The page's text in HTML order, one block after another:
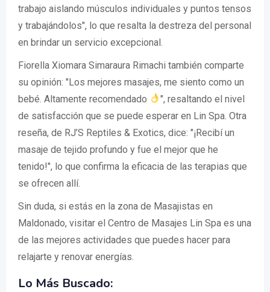
trabajo aislando músculos individuales y puntos tensos
y trabajándolos", lo que resalta la destreza del personal
en brindar un servicio excepcional.
Fiorella Xiomara Simaraura Rimachi también comparte
su opinión: "Los mejores masajes, me siento como un
bebé. Altamente recomendado
", resaltando el nivel
de satisfacción que se puede esperar en Lin Spa. Otra
reseña, de RJ’S Reptiles & Exotics, dice: "¡Recibí un
masaje de tejido profundo y fue el mejor que he
tenido!", lo que confirma la eficacia de las terapias que
se ofrecen allí.
Sin duda, si estás en la zona de Masajistas en
Maldonado, visitar el Centro de Masajes Lin Spa es una
de las mejores actividades que puedes hacer para
relajarte y renovar energías.
Lo Más Buscado: